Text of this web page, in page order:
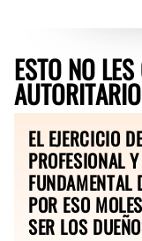
ESTO NO
EL EJERCICIO
PROFESIONAL
FUNDAMENTAL
POR ESO
SER LOS